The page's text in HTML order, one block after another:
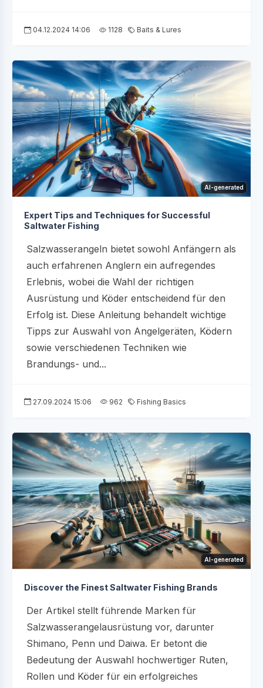
04.12.2024 14:06 1128 Baits & Lures
AI-generated
Expert Tips and Techniques for Successful
Saltwater Fishing
Salzwasserangeln bietet sowohl Anfängern als
auch erfahrenen Anglern ein aufregendes
Erlebnis, wobei die Wahl der richtigen
Ausrüstung und Köder entscheidend für den
Erfolg ist. Diese Anleitung behandelt wichtige
Tipps zur Auswahl von Angelgeräten, Ködern
sowie verschiedenen Techniken wie
Brandungs- und...
27.09.2024 15:06 962 Fishing Basics
AI-generated
Discover the Finest Saltwater Fishing Brands
Der Artikel stellt führende Marken für
Salzwasserangelausrüstung vor, darunter
Shimano, Penn und Daiwa. Er betont die
Bedeutung der Auswahl hochwertiger Ruten,
Rollen und Köder für ein erfolgreiches